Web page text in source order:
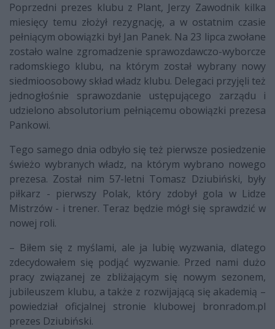
Poprzedni prezes klubu z Plant, Jerzy Zawodnik kilka
miesięcy temu złożył rezygnację, a w ostatnim czasie
pełniącym obowiązki był Jan Panek. Na 23 lipca zwołane
zostało walne zgromadzenie sprawozdawczo-wyborcze
radomskiego klubu, na którym został wybrany nowy
siedmioosobowy skład władz klubu. Delegaci przyjęli też
jednogłośnie sprawozdanie ustępującego zarządu i
udzielono absolutorium pełniącemu obowiązki prezesa
Pankowi.
Tego samego dnia odbyło się też pierwsze posiedzenie
świeżo wybranych władz, na którym wybrano nowego
prezesa. Został nim 57-letni Tomasz Dziubiński, były
piłkarz - pierwszy Polak, który zdobył gola w Lidze
Mistrzów - i trener. Teraz będzie mógł się sprawdzić w
nowej roli.
– Biłem się z myślami, ale ja lubię wyzwania, dlatego
zdecydowałem się podjąć wyzwanie. Przed nami dużo
pracy związanej ze zbliżającym się nowym sezonem,
jubileuszem klubu, a także z rozwijającą się akademią –
powiedział oficjalnej stronie klubowej bronradom.pl
prezes Dziubiński.